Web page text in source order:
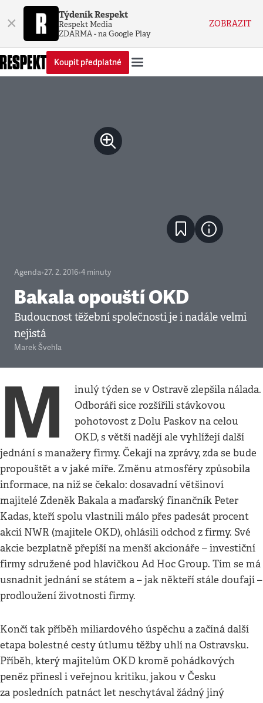
× Týdeník Respekt
Respekt Media
ZDARMA - na Google Play
ZOBRAZIT
Koupit předplatné
Agenda•27. 2. 2016•4 minuty
Bakala opouští OKD
Budoucnost těžební společnosti je i nadále velmi
nejistá
Marek Švehla
M
inulý týden se v Ostravě zlepšila nálada.
Odboráři sice rozšířili stávkovou
pohotovost z Dolu Paskov na celou
OKD, s větší nadějí ale vyhlížejí další
jednání s manažery firmy. Čekají na zprávy, zda se bude
propouštět a v jaké míře. Změnu atmosféry způsobila
informace, na niž se čekalo: dosavadní většinoví
majitelé Zdeněk Bakala a maďarský finančník Peter
Kadas, kteří spolu vlastnili málo přes padesát procent
akcií NWR (majitele OKD), ohlásili odchod z firmy. Své
akcie bezplatně přepíší na menší akcionáře – investiční
firmy sdružené pod hlavičkou Ad Hoc Group. Tím se má
usnadnit jednání se státem a – jak někteří stále doufají –
prodloužení životnosti firmy.
Končí tak příběh miliardového úspěchu a začíná další
etapa bolestné cesty útlumu těžby uhlí na Ostravsku.
Příběh, který majitelům OKD kromě pohádkových
peněz přinesl i veřejnou kritiku, jakou v Česku
za posledních patnáct let neschytával žádný jiný